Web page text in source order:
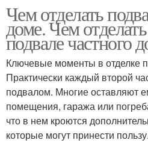
Чем отделать
доме. Чем
подвале частного
Ключевые моменты в отделке
Практически каждый второй
подвалом. Многие оставляют
помещения, гаража или
что в нем кроются
которые могут принести пользу.